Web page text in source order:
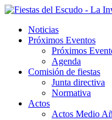
Noticias
Próximos Eventos
Próximos
Agenda
Comisión de fiestas
Junta directiva
Normativa
Actos
Actos Medio